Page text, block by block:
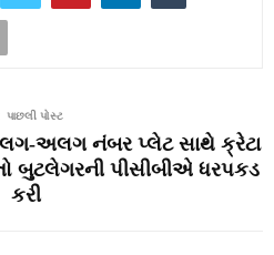
પાછલી પોસ્ટ
અલગ નંબર પ્લેટ સાથે ક્રેટા
બુટલેગરની પીસીબીએ ધરપકડ
કરી